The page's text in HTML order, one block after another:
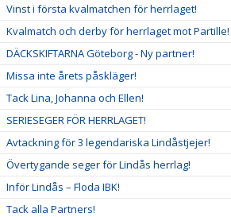
Vinst i första kvalmatchen för herrlaget!
Kvalmatch och derby för herrlaget mot Partille!
DÄCKSKIFTARNA Göteborg - Ny partner!
Missa inte årets påskläger!
Tack Lina, Johanna och Ellen!
SERIESEGER FÖR HERRLAGET!
Avtackning för 3 legendariska Lindåstjejer!
Övertygande seger för Lindås herrlag!
Inför Lindås – Floda IBK!
Tack alla Partners!